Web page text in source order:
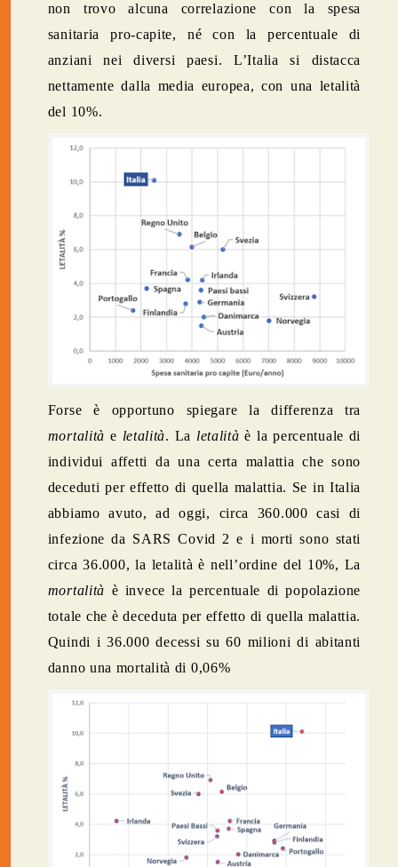
non trovo alcuna correlazione con la spesa
sanitaria pro-capite, né con la percentuale di
anziani nei diversi paesi. L’Italia si distacca
nettamente dalla media europea, con una letalità
del 10%.
Forse è opportuno spiegare la differenza tra
mortalità e letalità. La letalità è la percentuale di
individui affetti da una certa malattia che sono
deceduti per effetto di quella malattia. Se in Italia
abbiamo avuto, ad oggi, circa 360.000 casi di
infezione da SARS Covid 2 e i morti sono stati
circa 36.000, la letalità è nell’ordine del 10%, La
mortalità è invece la percentuale di popolazione
totale che è deceduta per effetto di quella malattia.
Quindi i 36.000 decessi su 60 milioni di abitanti
danno una mortalità di 0,06%